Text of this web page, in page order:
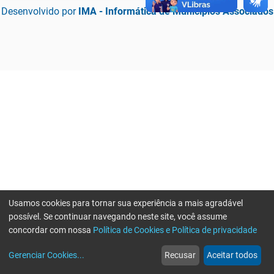
Desenvolvido por IMA - Informática de Municípios Associados
web
Notícias
more_horiz
Mais
Usamos cookies para tornar sua experiência a mais agradável
possível. Se continuar navegando neste site, você assume
concordar com nossa Política de Cookies e Política de privacidade
Gerenciar Cookies... Recusar Aceitar todos
Erro ao enviar informações, por favor tente novamente